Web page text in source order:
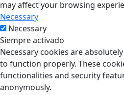
may affect your browsing
Necessary
Necessary
Siempre activado
Necessary cookies are
to function properly. These
functionalities and security
anonymously.